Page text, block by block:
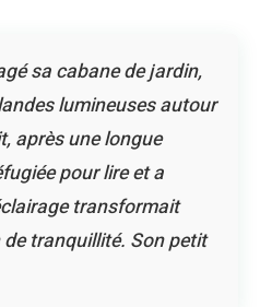
sa cabane de jardin,
lumineuses autour
après une longue
pour lire et a
transformait
de tranquillité. Son petit